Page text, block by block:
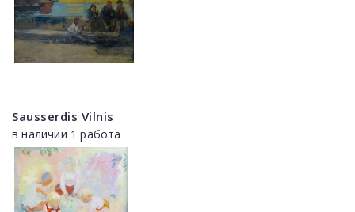
Sausserdis Vilnis
в наличии 1 работа